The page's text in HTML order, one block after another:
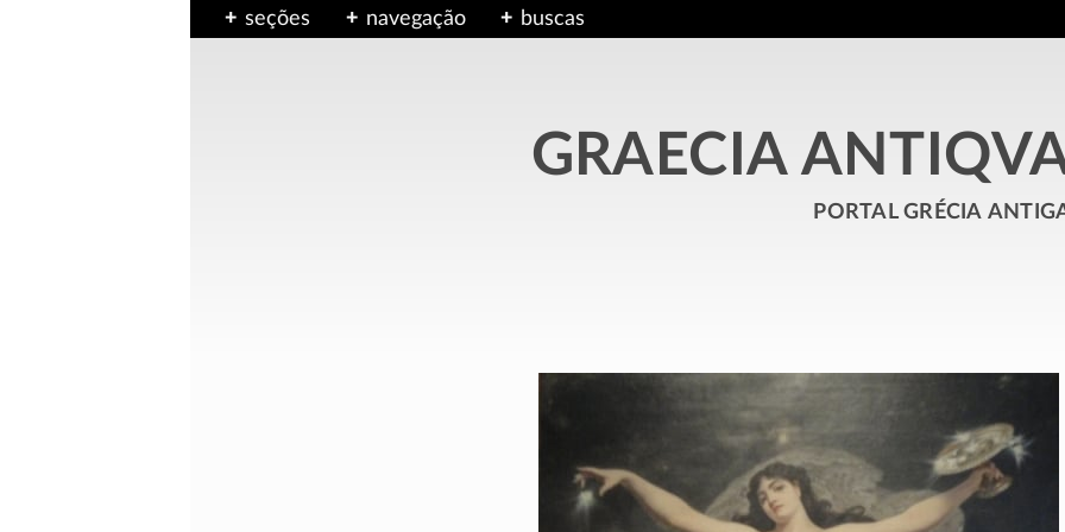
seções navegação buscas
GRAECIA
portal grécia